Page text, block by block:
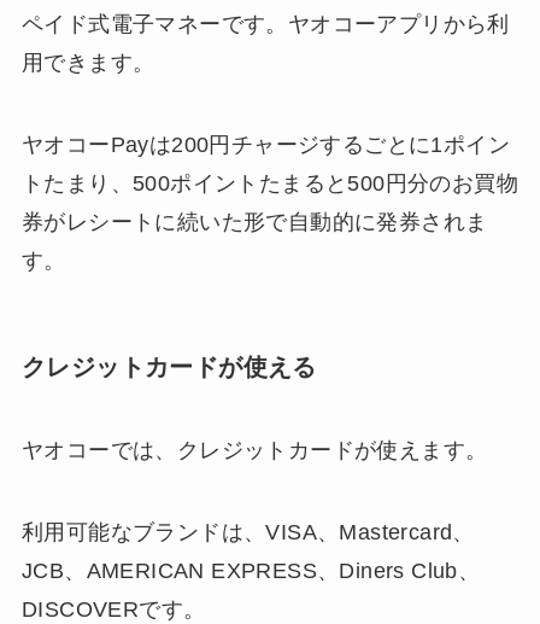
ペイド式電子マネーです。ヤオコーアプリから利
用できます。
ヤオコーPayは200円チャージするごとに1ポイン
トたまり、500ポイントたまると500円分のお買物
券がレシートに続いた形で自動的に発券されま
す。
クレジットカードが使える
ヤオコーでは、クレジットカードが使えます。
利用可能なブランドは、VISA、Mastercard、
JCB、AMERICAN EXPRESS、Diners Club、
DISCOVERです。